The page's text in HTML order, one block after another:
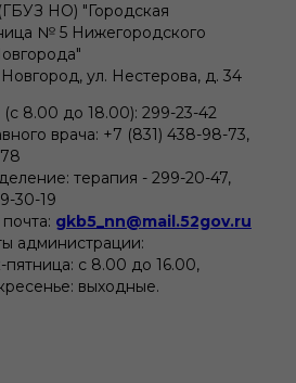
НО) "Городская
№ 5 Нижегородского
ул. Нестерова, д. 34
(c 8.00 до 18.00): 299-23-42
врача: +7 (831) 438-98-73,
терапия - 299-20-47,
30-19
gkb5_nn@mail.52gov.ru
администрации:
с 8.00 до 16.00,
выходные.